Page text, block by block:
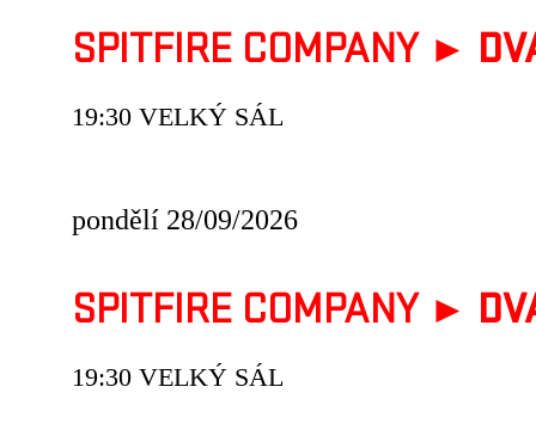
SPITFIRE COMPANY ►
19:30 VELKÝ SÁL
pondělí 28/09/2026
SPITFIRE COMPANY ►
19:30 VELKÝ SÁL